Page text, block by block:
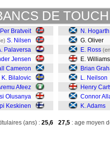
DE
Per Bratveit
S. Nilsen
Palaversa
Jensen
Cameron
K. Bilalovic
Afeez
Olusanya
Keskinen
N. Hogarth
G. Oliver
E. Ross
E.
Brian
L. Neilson
Henry
Connor
K. Adams
(ans) : 25,6 27,5 : age moyen